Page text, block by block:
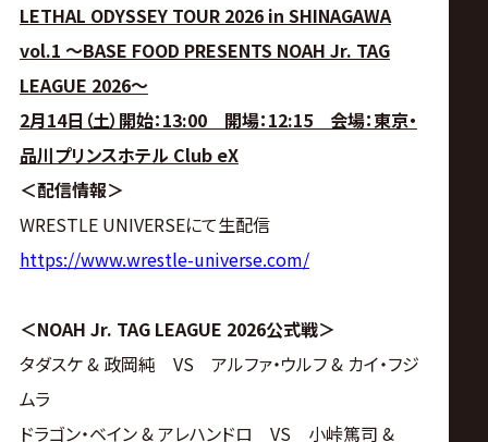
LETHAL ODYSSEY TOUR 2026 in SHINAGAWA
vol.1 ～BASE FOOD PRESENTS NOAH Jr. TAG
LEAGUE 2026～
2月14日（土）開始：13:00 開場：12:15 会場：東京・
品川プリンスホテル Club eX
＜配信情報＞
WRESTLE UNIVERSEにて生配信
https://www.wrestle-universe.com/
＜NOAH Jr. TAG LEAGUE 2026公式戦＞
タダスケ & 政岡純 VS アルファ・ウルフ & カイ・フジ
ムラ
ドラゴン・ベイン & アレハンドロ VS 小峠篤司 &